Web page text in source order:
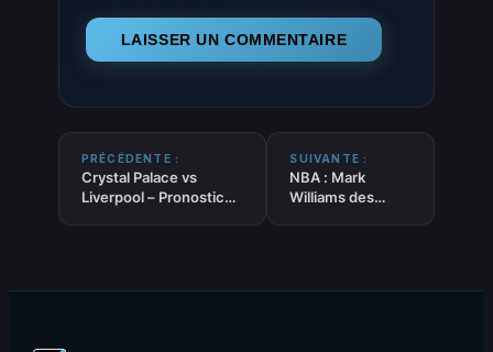
PRÉCÉDENTE :
Crystal Palace vs
Liverpool – Pronostic
SUIVANTE :
NBA : Mark
Williams des